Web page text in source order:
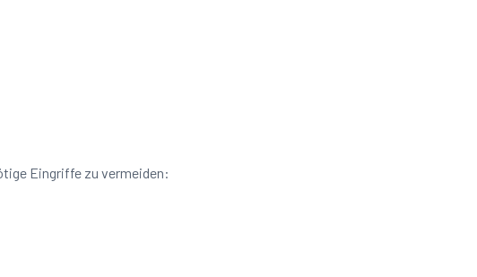
Eingriffe zu vermeiden: